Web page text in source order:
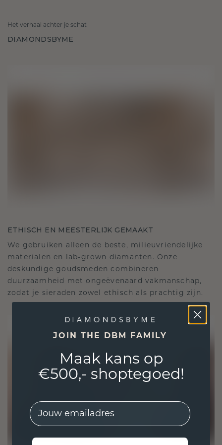
Het verhaal achter je schat
DIAMONDSBYME
ETHISCH EN MEESTERLIJK GEMAAKT
We gebruiken alleen de beste, milieuvriendelijke
materialen en lab-grown diamanten. Onze
deskundige goudsmeden combineren
duurzaamheid met ongeëvenaard vakmanschap,
zodat je sieraden zowel ethisch als prachtig zijn.
JOIN THE DBM FAMILY
Maak kans op
€500,- shoptegoed!
EMail